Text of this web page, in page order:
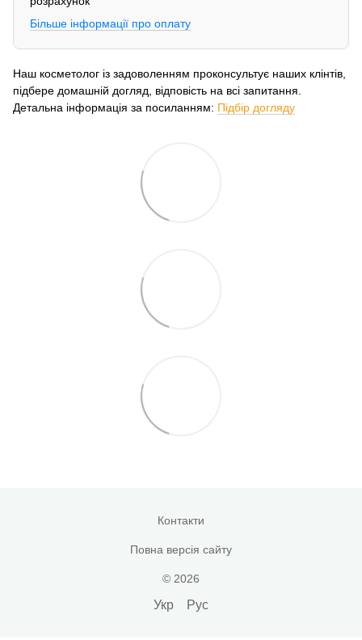
Більше інформації про оплату
Наш косметолог із задоволенням проконсультує наших клінтів,
підбере домашній догляд, відповість на всі запитання.
Детальна інформація за посиланням: Підбір догляду
Контакти
Повна версія сайту
© 2026
Укр Рус